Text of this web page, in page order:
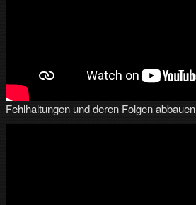
Fehlhaltungen und deren Folgen abbauen